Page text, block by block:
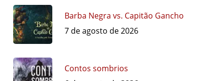
Barba Negra vs. Capitão Gancho
7 de agosto de 2026
Contos sombrios